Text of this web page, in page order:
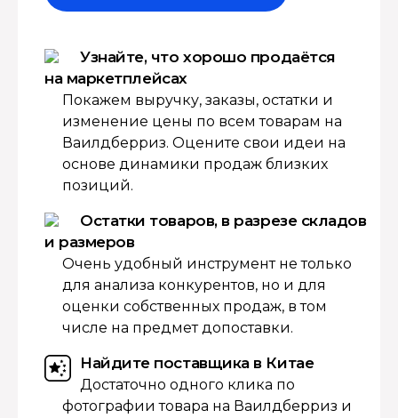
Узнайте, что хорошо продаётся
на маркетплейсах
Покажем выручку, заказы, остатки и
изменение цены по всем товарам на
Ваилдберриз. Оцените свои идеи на
основе динамики продаж близких
позиций.
Остатки товаров, в разрезе складов
и размеров
Очень удобный инструмент не только
для анализа конкурентов, но и для
оценки собственных продаж, в том
числе на предмет допоставки.
Найдите поставщика в Китае
Достаточно одного клика по
фотографии товара на Ваилдберриз и